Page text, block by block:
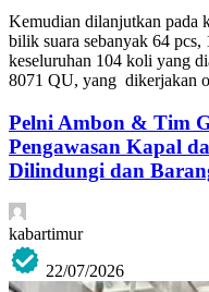
Kemudian dilanjutkan pada
bilik suara sebanyak 64
keseluruhan 104 koli yang
8071 QU, yang dikerjakan
Pelni Ambon & Tim
Pengawasan Kapal
Dilindungi dan
kabartimur
22/07/2026